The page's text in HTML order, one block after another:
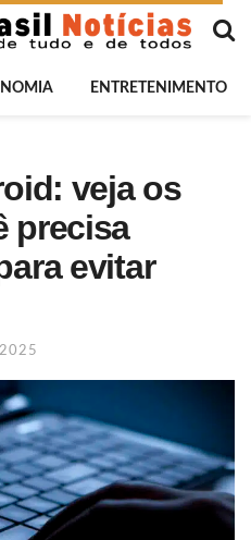
ENTRETENIMENTO
veja os
precisa
evitar